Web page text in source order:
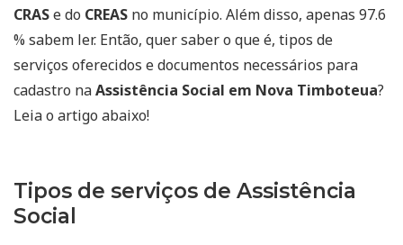
CRASe do CREAS no município. Além disso, apenas 97.6
% sabem ler. Então, quer saber o que é, tipos de
serviços oferecidos e documentos necessários para
cadastro naAssistência Social em Nova Timboteua?
Leia o artigo abaixo!
Tipos de serviços de Assistência
Social